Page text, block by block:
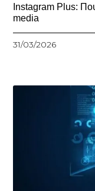
Instagram Plus: Που
media
31/03/2026